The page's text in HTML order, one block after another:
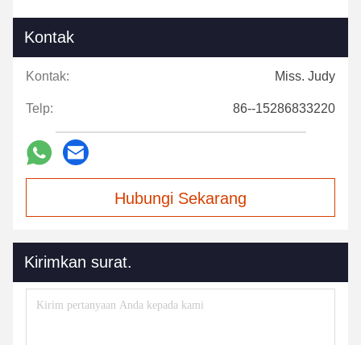
Kontak
Kontak: Miss. Judy
Telp: 86--15286833220
Hubungi Sekarang
Kirimkan surat.